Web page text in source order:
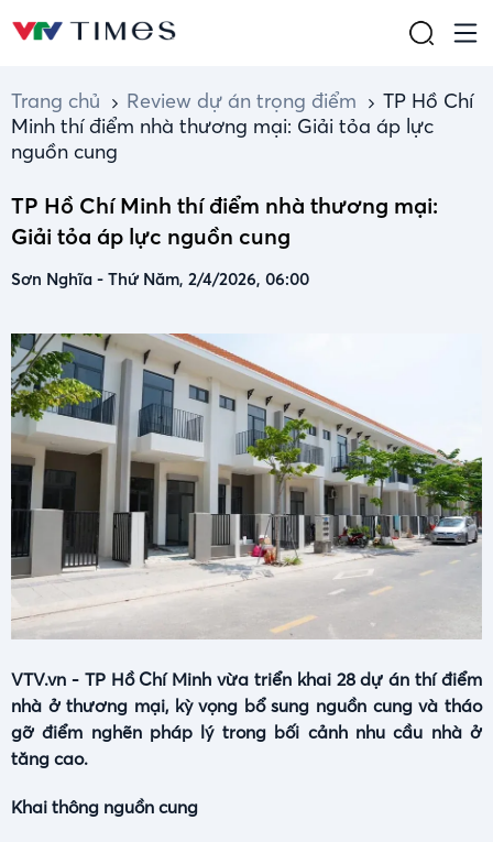
Trang chủ Review dự án trọng điểm
TP Hồ Chí
Minh thí điểm nhà thương mại: Giải tỏa áp lực
nguồn cung
TP Hồ Chí Minh thí điểm nhà thương mại:
Giải tỏa áp lực nguồn cung
Sơn Nghĩa - Thứ Năm, 2/4/2026, 06:00
VTV.vn - TP Hồ Chí Minh vừa triển khai 28 dự án thí điểm
nhà ở thương mại, kỳ vọng bổ sung nguồn cung và tháo
gỡ điểm nghẽn pháp lý trong bối cảnh nhu cầu nhà ở
tăng cao.
Khai thông nguồn cung